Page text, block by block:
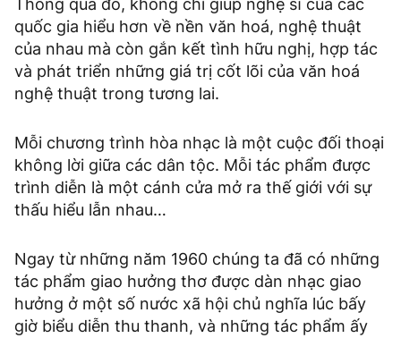
Thông qua đó, không chỉ giúp nghệ sĩ của các
quốc gia hiểu hơn về nền văn hoá, nghệ thuật
của nhau mà còn gắn kết tình hữu nghị, hợp tác
và phát triển những giá trị cốt lõi của văn hoá
nghệ thuật trong tương lai.
Mỗi chương trình hòa nhạc là một cuộc đối thoại
không lời giữa các dân tộc. Mỗi tác phẩm được
trình diễn là một cánh cửa mở ra thế giới với sự
thấu hiểu lẫn nhau…
Ngay từ những năm 1960 chúng ta đã có những
tác phẩm giao hưởng thơ được dàn nhạc giao
hưởng ở một số nước xã hội chủ nghĩa lúc bấy
giờ biểu diễn thu thanh, và những tác phẩm ấy